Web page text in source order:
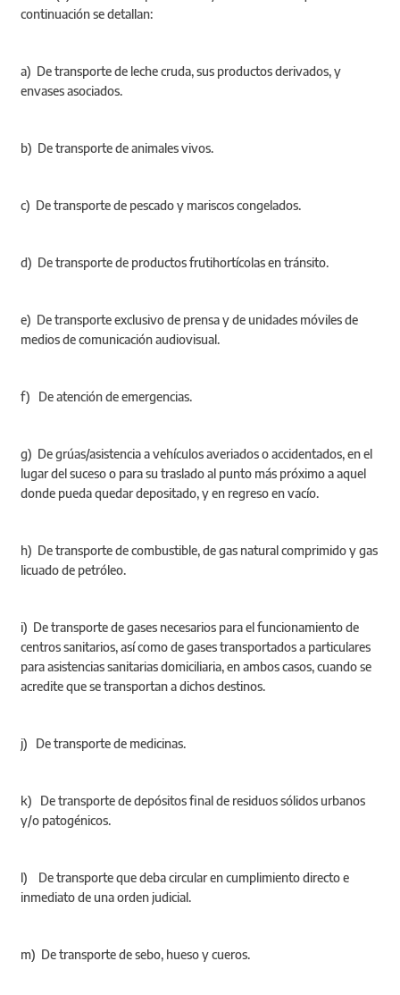
continuación se detallan:
a) De transporte de leche cruda, sus productos derivados, y
envases asociados.
b) De transporte de animales vivos.
c) De transporte de pescado y mariscos congelados.
d) De transporte de productos frutihortícolas en tránsito.
e) De transporte exclusivo de prensa y de unidades móviles de
medios de comunicación audiovisual.
f) De atención de emergencias.
g) De grúas/asistencia a vehículos averiados o accidentados, en el
lugar del suceso o para su traslado al punto más próximo a aquel
donde pueda quedar depositado, y en regreso en vacío.
h) De transporte de combustible, de gas natural comprimido y gas
licuado de petróleo.
i) De transporte de gases necesarios para el funcionamiento de
centros sanitarios, así como de gases transportados a particulares
para asistencias sanitarias domiciliaria, en ambos casos, cuando se
acredite que se transportan a dichos destinos.
j) De transporte de medicinas.
k) De transporte de depósitos final de residuos sólidos urbanos
y/o patogénicos.
l) De transporte que deba circular en cumplimiento directo e
inmediato de una orden judicial.
m) De transporte de sebo, hueso y cueros.